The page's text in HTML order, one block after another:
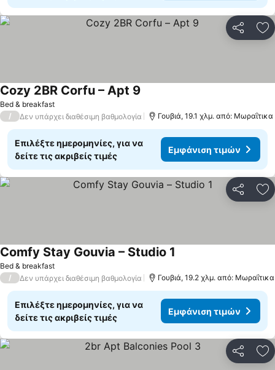
Bed & breakfast
Cozy 2BR Corfu – Apt 9
/ Δεν υπάρχει διαθέσιμη βαθμολογία Γουβιά, 19.1 χλμ. από: Μωραΐτικα
Επιλέξτε ημερομηνίες, για να
δείτε τις ακριβείς τιμές
Εμφάνιση τιμών
Bed & breakfast
Comfy Stay Gouvia – Studio 1
/ Δεν υπάρχει διαθέσιμη βαθμολογία Γουβιά, 19.2 χλμ. από: Μωραΐτικα
Επιλέξτε ημερομηνίες, για να
δείτε τις ακριβείς τιμές
Εμφάνιση τιμών